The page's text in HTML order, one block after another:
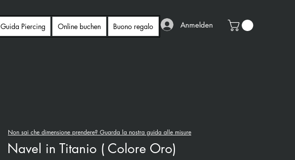
Anmelden
Guida Piercing Online buchen Buono regalo
Navel in Titanio ( Colore Oro)
Non sai che dimensione prendere? Guarda la nostra guida alle misure